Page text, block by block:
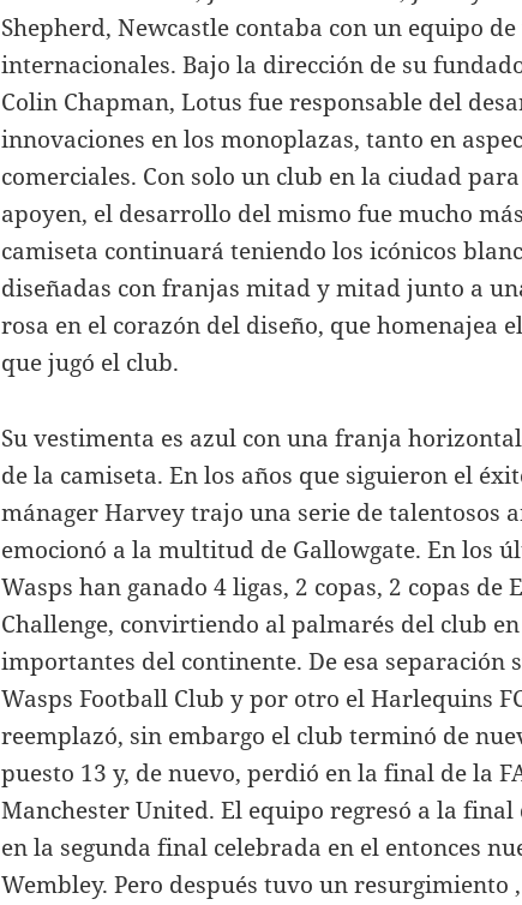
Shepherd, Newcastle contaba con un equipo
internacionales. Bajo la dirección de su
Colin Chapman, Lotus fue responsable del
innovaciones en los monoplazas, tanto en
comerciales. Con solo un club en la ciudad
apoyen, el desarrollo del mismo fue mucho
camiseta continuará teniendo los icónicos
diseñadas con franjas mitad y mitad junto a
rosa en el corazón del diseño, que homenajea
que jugó el club.
Su vestimenta es azul con una franja
de la camiseta. En los años que siguieron el
mánager Harvey trajo una serie de talentosos
emocionó a la multitud de Gallowgate. En los
Wasps han ganado 4 ligas, 2 copas, 2 copas de
Challenge, convirtiendo al palmarés del club
importantes del continente. De esa separación
Wasps Football Club y por otro el Harlequins
reemplazó, sin embargo el club terminó de
puesto 13 y, de nuevo, perdió en la final de la
Manchester United. El equipo regresó a la final
en la segunda final celebrada en el entonces
Wembley. Pero después tuvo un resurgimiento